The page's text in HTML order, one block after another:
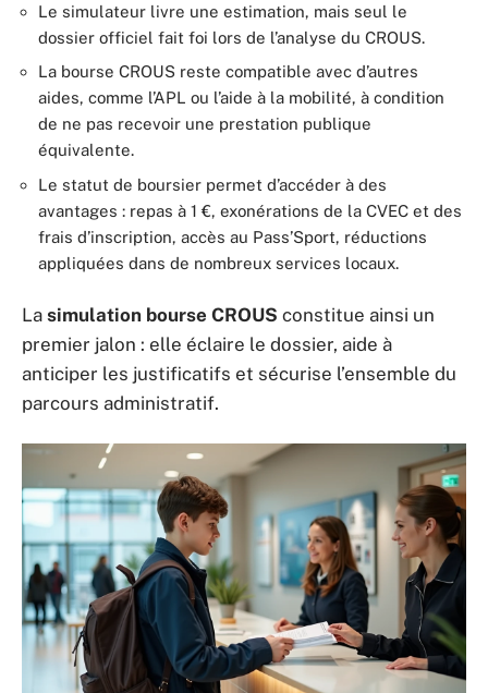
Le simulateur livre une estimation, mais seul le
dossier officiel fait foi lors de l’analyse du CROUS.
La bourse CROUS reste compatible avec d’autres
aides, comme l’APL ou l’aide à la mobilité, à condition
de ne pas recevoir une prestation publique
équivalente.
Le statut de boursier permet d’accéder à des
avantages : repas à 1 €, exonérations de la CVEC et des
frais d’inscription, accès au Pass’Sport, réductions
appliquées dans de nombreux services locaux.
La simulation bourse CROUS constitue ainsi un
premier jalon : elle éclaire le dossier, aide à
anticiper les justificatifs et sécurise l’ensemble du
parcours administratif.